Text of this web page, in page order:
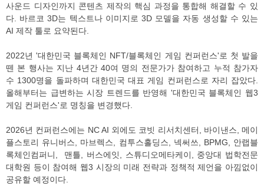
사운드 디자인까지 콘텐츠 제작의 핵심 과정을 통합해 해결할 수 있
다. 바르코 3D는 텍스트나 이미지로 3D 모델을 자동 생성할 수 있는
AI 제작 툴로 요약된다.
2022년 '대한민국 블록체인 NFT/블록체인 게임 컨퍼런스'로 첫 발을
뗀 본 행사는 지난 4년간 40여 명의 전문가가 참여하고 누적 참가자
수 1300명을 돌파하며 대한민국 대표 게임 컨퍼런스로 자리 잡았다.
올해부터는 급변하는 시장 트렌드를 반영해 '대한민국 블록체인 웹3
게임 컨퍼런스'로 명칭을 변경했다.
2026년 컨퍼런스에는 NC AI 외에도 코빗 리서치센터, 바이낸스, 메이
플스토리 유니버스, 마브렉스, 컴투스홀딩스, 넥써쓰, BPMG, 안랩블
록체인컴퍼니, 맨틀, 버스에잇, 스튜디오메타케이, 중앙대 법학전문
대학원 등이 참여해 웹3 시장의 미래 전략과 정책적 제언을 아낌없이
공유할 예정이다.